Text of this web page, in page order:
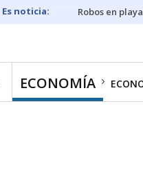
Robos en
ECONOMÍA